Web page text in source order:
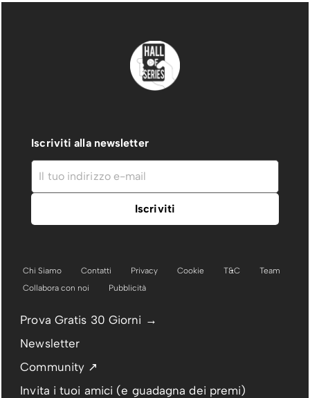
Iscriviti alla newsletter
Chi Siamo Contatti Privacy Cookie T&C
Team
Collabora con noi
Pubblicità
Prova Gratis 30 Giorni →
Newsletter
Community ↗
Invita i tuoi amici (e guadagna dei premi)